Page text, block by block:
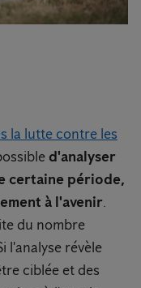
la lutte contre les
d'analyser
certaine période,
à l'avenir.
du nombre
l'analyse révèle
ciblée et des